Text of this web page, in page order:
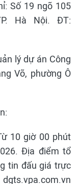
Số 19 ngõ 105
Hà Nội. ĐT:
lý dự án Công
Võ, phường Ô
10 giờ 00 phút
Địa điểm tổ
tin đấu giá trực